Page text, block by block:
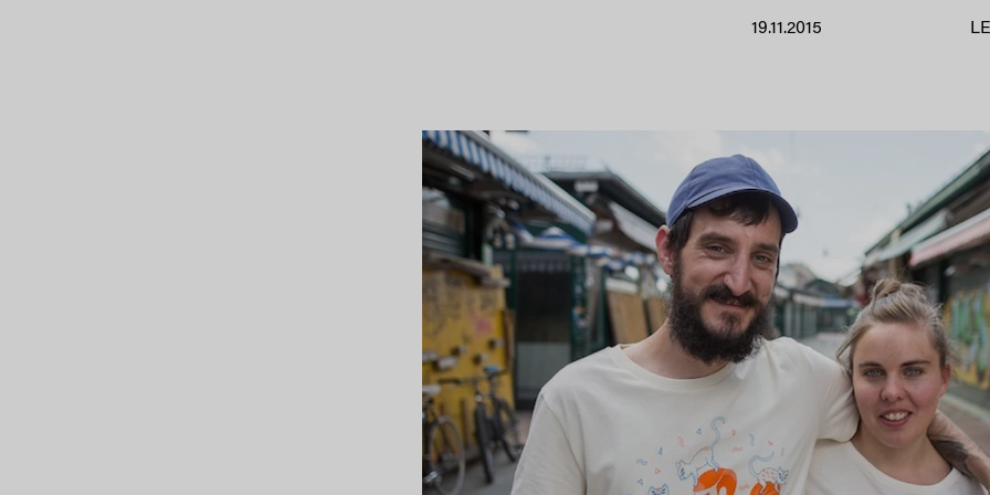
19.11.2015